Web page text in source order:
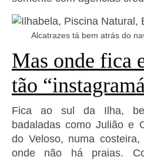
Alcatrazes tá bem atrás do
Mas onde fica
tão
Fica ao sul da Ilha,
badaladas como Julião e
do Veloso, numa
onde não há praias.